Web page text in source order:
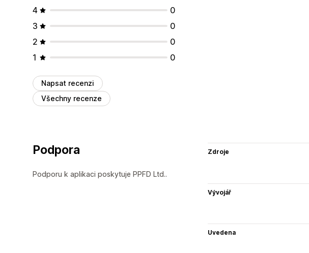
4
0
3
0
2
0
1
0
Napsat recenzi
Všechny recenze
Podpora
Podporu k aplikaci poskytuje PPFD Ltd..
Zdroje
Vývojář
Uvedena